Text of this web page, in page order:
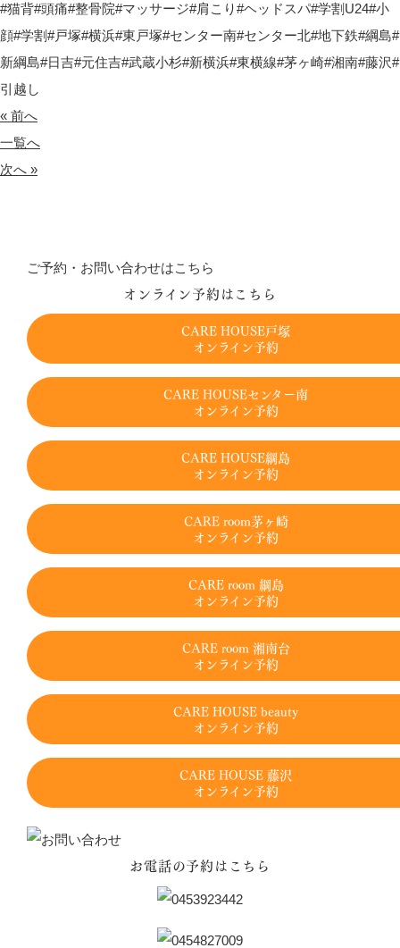
#猫背#頭痛#整骨院#マッサージ#肩こり#ヘッドスパ#学割U24#小
顔#学割#戸塚#横浜#東戸塚#センター南#センター北#地下鉄#綱島#
新綱島#日吉#元住吉#武蔵小杉#新横浜#東横線#茅ヶ崎#湘南#藤沢#
引越し
« 前へ
一覧へ
次へ »
ご予約・お問い合わせはこちら
オンライン予約はこちら
CARE HOUSE戸塚
オンライン予約
CARE HOUSEセンター南
オンライン予約
CARE HOUSE綱島
オンライン予約
CARE room茅ヶ崎
オンライン予約
CARE room 綱島
オンライン予約
CARE room 湘南台
オンライン予約
CARE HOUSE beauty
オンライン予約
CARE HOUSE 藤沢
オンライン予約
お電話の予約はこちら